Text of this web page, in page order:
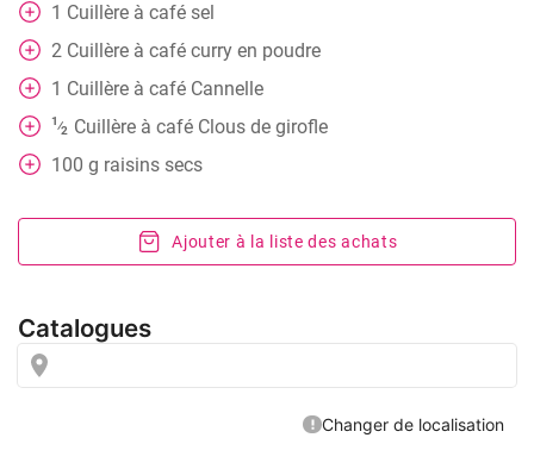
1 Cuillère à café sel
2 Cuillère à café curry en poudre
1 Cuillère à café Cannelle
1⁄2 Cuillère à café Clous de girofle
100 g raisins secs
Ajouter à la liste des achats